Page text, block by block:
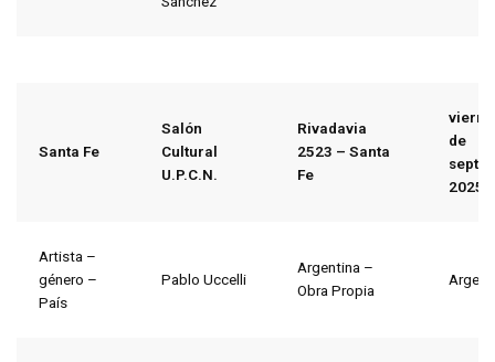
Santa Fe
Salón
Cultural
U.P.C.N.
Rivadavia
2523 – Santa
Fe
de
2025
Artista –
género –
País
Pablo Uccelli
Argentina –
Obra Propia